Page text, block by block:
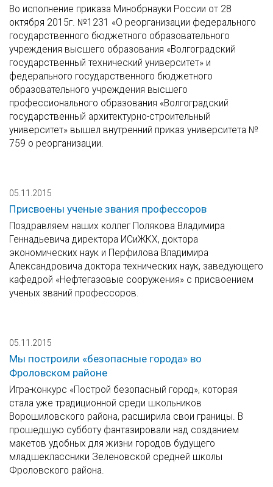
Во исполнение приказа Минобрнауки России от 28
октября 2015г. №1231 «О реорганизации федерального
государственного бюджетного образовательного
учреждения высшего образования «Волгоградский
государственный технический университет» и
федерального государственного бюджетного
образовательного учреждения высшего
профессионального образования «Волгоградский
государственный архитектурно-строительный
университет» вышел внутренний приказ университета №
759 о реорганизации.
05.11.2015
Присвоены ученые звания профессоров
Поздравляем наших коллег Полякова Владимира
Геннадьевича директора ИСиЖКХ, доктора
экономических наук и Перфилова Владимира
Александровича доктора технических наук, заведующего
кафедрой «Нефтегазовые сооружения» с присвоением
ученых званий профессоров.
05.11.2015
Мы построили «безопасные города» во
Фроловском районе
Игра-конкурс «Построй безопасный город», которая
стала уже традиционной среди школьников
Ворошиловского района, расширила свои границы. В
прошедшую субботу фантазировали над созданием
макетов удобных для жизни городов будущего
младшеклассники Зеленовской средней школы
Фроловского района.